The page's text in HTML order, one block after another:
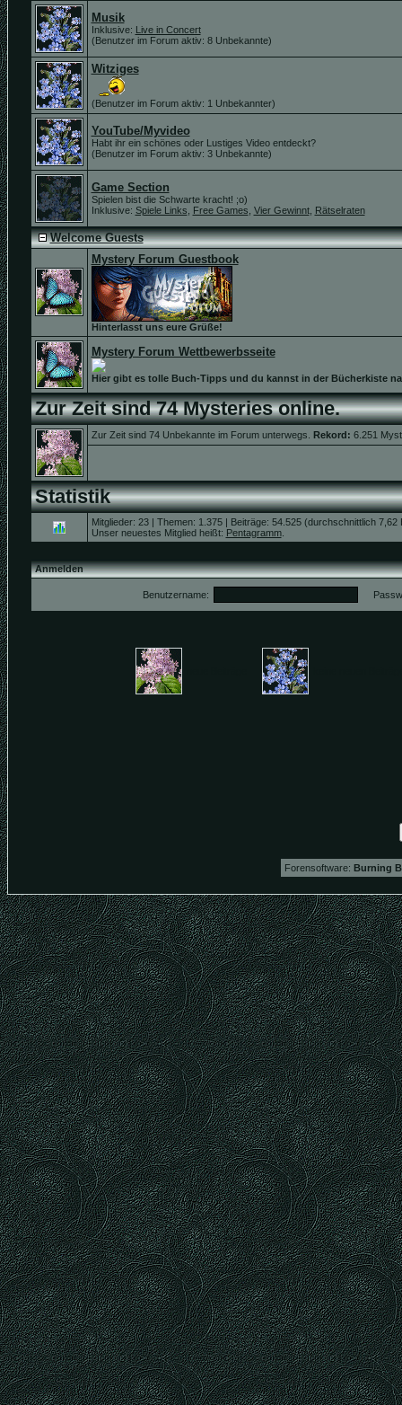
Musik
Inklusive: Live in Concert
(Benutzer im Forum aktiv: 8 Unbekannte)
Witziges
(Benutzer im Forum aktiv: 1 Unbekannter)
YouTube/Myvideo
Habt ihr ein schönes oder Lustiges Video entdeckt?
(Benutzer im Forum aktiv: 3 Unbekannte)
Game Section
Spielen bist die Schwarte kracht! ;o)
Inklusive: Spiele Links Free Games Vier Gewinnt, Rätselraten
Welcome Guests
Mystery Forum Guestbook
Hinterlasst uns eure Grüße!
Mystery Forum Wettbewerbsseite
Hier gibt es tolle Buch-Tipps und du kannst in der Bücherkiste
Zur Zeit sind 74 Mysteries online.
Zur Zeit sind 74 Unbekannte im Forum unterwegs. Rekord: 6.251
Statistik
Mitglieder: 23 | Themen: 1.375 | Beiträge: 54.525 (durchschnittlich 7,62
Unser neuestes Mitglied heißt: Pentagramm.
Anmelden
Benutzername:
Forensoftware: Burning